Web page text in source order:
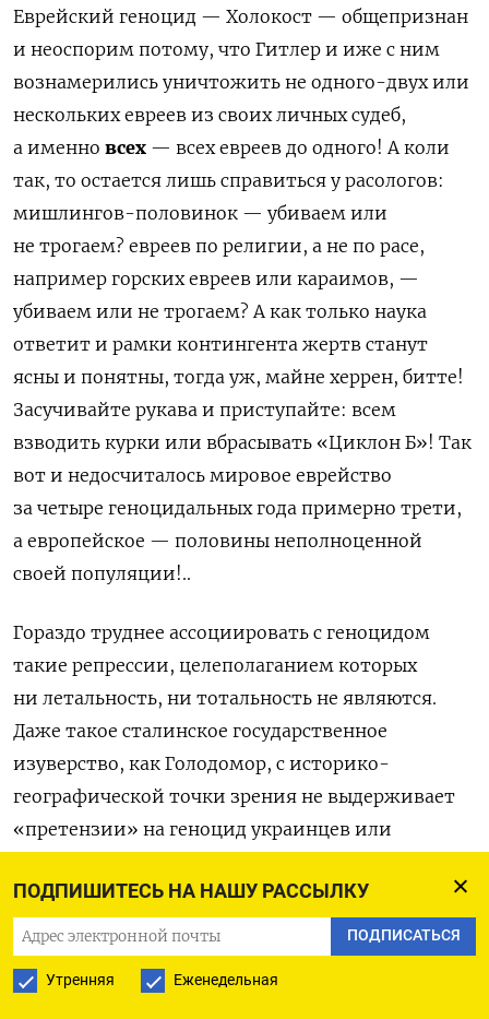
Еврейский геноцид — Холокост — общепризнан
и неоспорим потому, что Гитлер и иже с ним
вознамерились уничтожить не одного-двух или
нескольких евреев из своих личных судеб,
а именно всех — всех евреев до одного! А коли
так, то остается лишь справиться у расологов:
мишлингов-половинок — убиваем или
не трогаем? евреев по религии, а не по расе,
например горских евреев или караимов, —
убиваем или не трогаем? А как только наука
ответит и рамки контингента жертв станут
ясны и понятны, тогда уж, майне херрен, битте!
Засучивайте рукава и приступайте: всем
взводить курки или вбрасывать «Циклон Б»! Так
вот и недосчиталось мировое еврейство
за четыре геноцидальных года примерно трети,
а европейское — половины неполноценной
своей популяции!..
Гораздо труднее ассоциировать с геноцидом
такие репрессии, целеполаганием которых
ни летальность, ни тотальность не являются.
Даже такое сталинское государственное
изуверство, как Голодомор, с историко-
географической точки зрения не выдерживает
«претензии» на геноцид украинцев или
коллективизации — в силу политизированного
искажения своей целевой группы. Не являются
геноцидом и такие бесчеловечные,
но не летальные репрессии, как советские
ПОДПИШИТЕСЬ НА НАШУ РАССЫЛКУ
ПОДПИСАТЬСЯ
Утренняя Еженедельная